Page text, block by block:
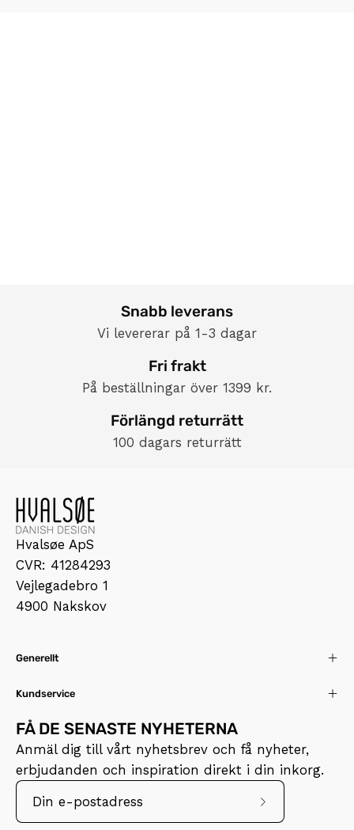
Snabb leverans
Vi levererar på 1-3 dagar
Fri frakt
På beställningar över 1399 kr.
Förlängd returrätt
100 dagars returrätt
Hvalsøe ApS
CVR: 41284293
Vejlegadebro 1
4900 Nakskov
Generellt
Kundservice
FÅ DE SENASTE NYHETERNA
Anmäl dig till vårt nyhetsbrev och få nyheter,
erbjudanden och inspiration direkt i din inkorg.
Prenumerera